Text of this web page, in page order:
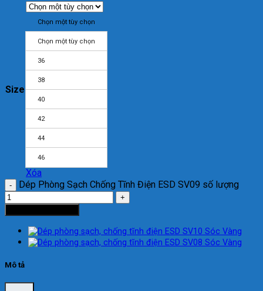
Size
Chọn một tùy chọn
Chọn một tùy chọn
36
38
40
42
44
46
Xóa
Dép Phòng Sạch Chống Tĩnh Điện ESD SV09 số lượng
Mô tả